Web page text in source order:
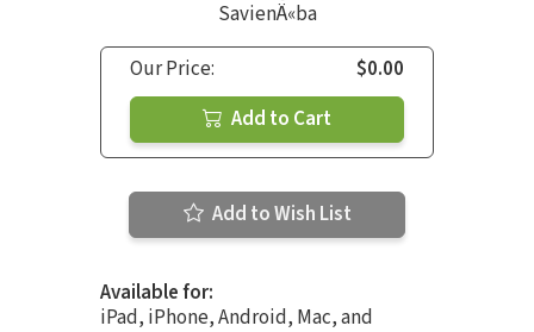
SavienÄ«ba
Our Price:
$0.00
Add to Cart
Add to Wish List
Available for:
iPad, iPhone, Android, Mac, and